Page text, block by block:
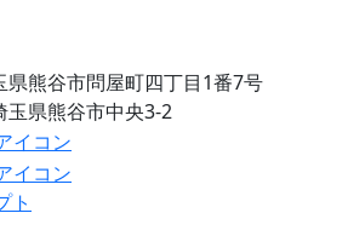
県熊谷市問屋町四丁目1番7号
玉県熊谷市中央3-2
ト